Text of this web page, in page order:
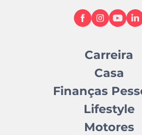
Carreira
Casa
Finanças
Lifestyle
Motores